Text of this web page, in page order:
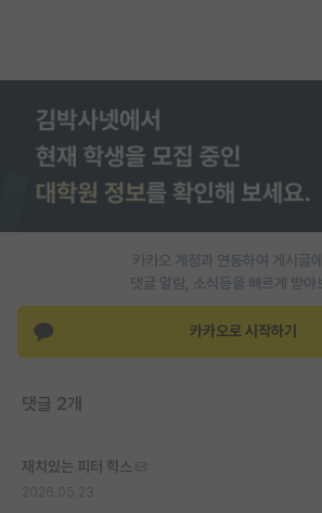
카카오 계정과 연동하여 게시글
댓글 알람, 소식등을 빠르게 받아
카카오로 시작하기
댓글 2개
재치있는 피터 힉스